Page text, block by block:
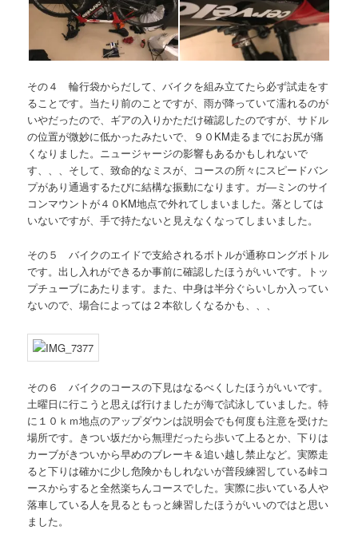
その４ 輪行袋からだして、バイクを組み立てたら必ず試走をす
ることです。当たり前のことですが、雨が降っていて濡れるのが
いやだったので、ギアの入りかただけ確認したのですが、サドル
の位置が微妙に低かったみたいで、９０KM走るまでにお尻が痛
くなりました。ニュージャージの影響もあるかもしれないで
す、、、そして、致命的なミスが、コースの所々にスピードバン
プがあり通過するたびに結構な振動になります。ガ―ミンのサイ
コンマウントが４０KM地点で外れてしまいました。落としては
いないですが、手で持たないと見えなくなってしまいました。
その５ バイクのエイドで支給されるボトルが通称ロングボトル
です。出し入れができるか事前に確認したほうがいいです。トッ
プチューブにあたります。また、中身は半分ぐらいしか入ってい
ないので、場合によっては２本欲しくなるかも、、、
その６ バイクのコースの下見はなるべくしたほうがいいです。
土曜日に行こうと思えば行けましたが海で試泳していました。特
に１０ｋｍ地点のアップダウンは説明会でも何度も注意を受けた
場所です。きつい坂だから無理だったら歩いて上るとか、下りは
カーブがきついから早めのブレーキ＆追い越し禁止など。実際走
ると下りは確かに少し危険かもしれないが普段練習している峠コ
ースからすると全然楽ちんコースでした。実際に歩いている人や
落車している人を見るともっと練習したほうがいいのではと思い
ました。